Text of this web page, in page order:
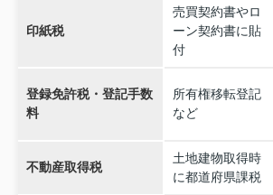
印紙税
売買契約書やロ
ーン契約書に貼
付
登録免許税・登記手数
料
所有権移転登記
など
不動産取得税
土地建物取得時
に都道府県課税